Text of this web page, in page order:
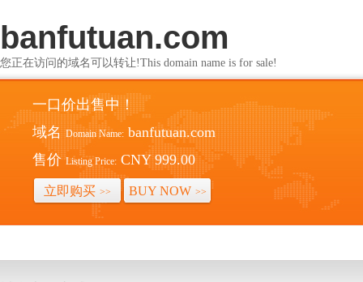
banfutuan.com
您正在访问的域名可以转让!This domain name is for sale!
一口价出售中！
域名 Domain Name: banfutuan.com
售价 Listing Price: CNY 999.00
立即购买 >> BUY NOW >>